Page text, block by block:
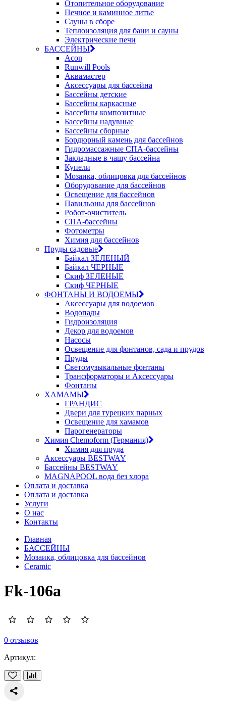
Отопительное оборудование
Печное и каминное литье
Сауны в сборе
Теплоизоляция для бани и сауны
Электрические печи
БАССЕЙНЫ
Acon
Runwill Pools
Аквамастер
Аксессуары для бассейна
Бассейны детские
Бассейны каркасные
Бассейны композитные
Бассейны надувные
Бассейны сборные
Бордюрный камень для бассейнов
Гидромассажные СПА-бассейны
Закладные в чашу бассейна
Купели
Мозаика, облицовка для бассейнов
Оборудование для бассейнов
Освещение для бассейнов
Павильоны для бассейнов
Робот-очиститель
СПА-бассейны
Фотометры
Химия для бассейнов
Пруды садовые
Байкал ЗЕЛЕНЫЙ
Байкал ЧЕРНЫЕ
Скиф ЗЕЛЕНЫЕ
Скиф ЧЕРНЫЕ
ФОНТАНЫ И ВОДОЕМЫ
Аксессуары для водоемов
Водопады
Гидроизоляция
Декор для водоемов
Насосы
Освещение для фонтанов, сада и прудов
Пруды
Светомузыкальные фонтаны
Трансформаторы и Аксессуары
Фонтаны
ХАМАМЫ
ГРАНДИС
Двери для турецких парных
Освещение для хамамов
Парогенераторы
Химия Chemoform (Германия)
Химия для пруда
Аксессуары BESTWAY
Бассейны BESTWAY
MAGNAPOOL вода без хлора
Оплата и доставка
Оплата и доставка
Услуги
О нас
Контакты
Главная
БАССЕЙНЫ
Мозаика, облицовка для бассейнов
Ceramic
Fk-106a
0 отзывов
Артикул: